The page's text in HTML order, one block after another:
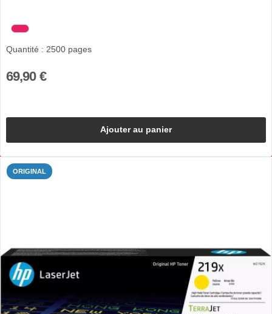
Quantité : 2500 pages
69,90 €
Ajouter au panier
ORIGINAL